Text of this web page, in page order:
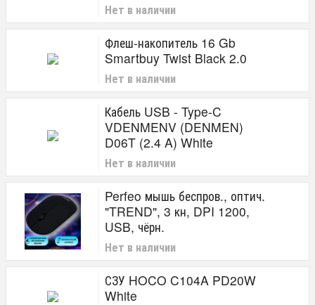
Нет в наличии
Флеш-накопитель 16 Gb
Smartbuy Twist Black 2.0
Нет в наличии
Кабель USB - Type-C
VDENMENV (DENMEN)
D06T (2.4 A) White
Нет в наличии
Perfeo мышь беспров., оптич.
"TREND", 3 кн, DPI 1200,
USB, чёрн.
Нет в наличии
СЗУ HOCO C104A PD20W
White